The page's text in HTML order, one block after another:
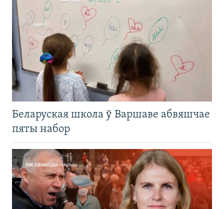
Беларуская школа ў Варшаве абвяшчае
пяты набор